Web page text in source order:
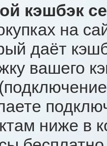
кэшбэк
на
даёт
вашего
ниже в